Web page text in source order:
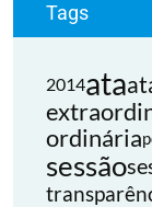
Tags
2014ata
ordinária
sessão